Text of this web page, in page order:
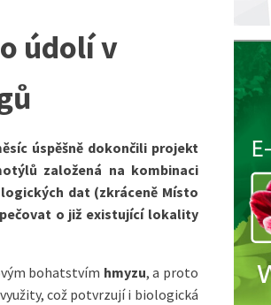
údolí v
úspěšně dokončili projekt
založená na kombinaci
dat (zkráceně Místo
o již existující lokality
bohatstvím hmyzu, a proto
což potvrzují i biologická